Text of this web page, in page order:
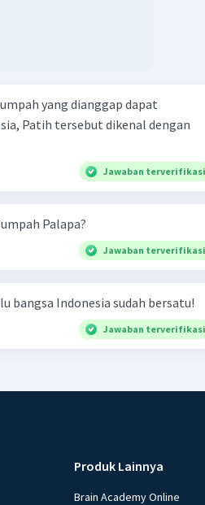
yang dianggap dapat
Patih tersebut dikenal dengan
Jawaban terverifikasi
Palapa?
Jawaban terverifikasi
bangsa Indonesia sudah bersatu!
Jawaban terverifikasi
Produk Lainnya
Brain Academy Online